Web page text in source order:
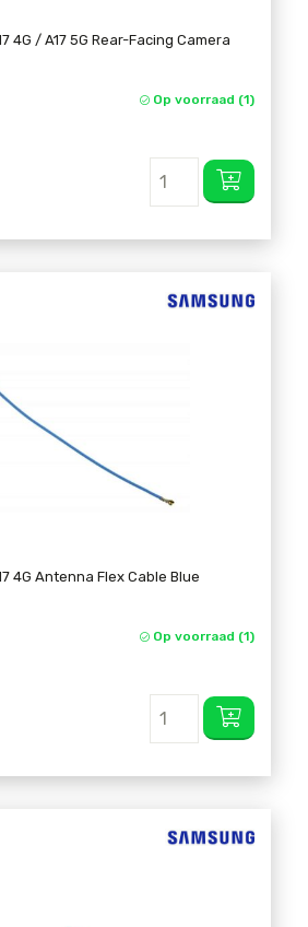
4G / A17 5G Rear-Facing Camera
Op voorraad (1)
4G Antenna Flex Cable Blue
Op voorraad (1)